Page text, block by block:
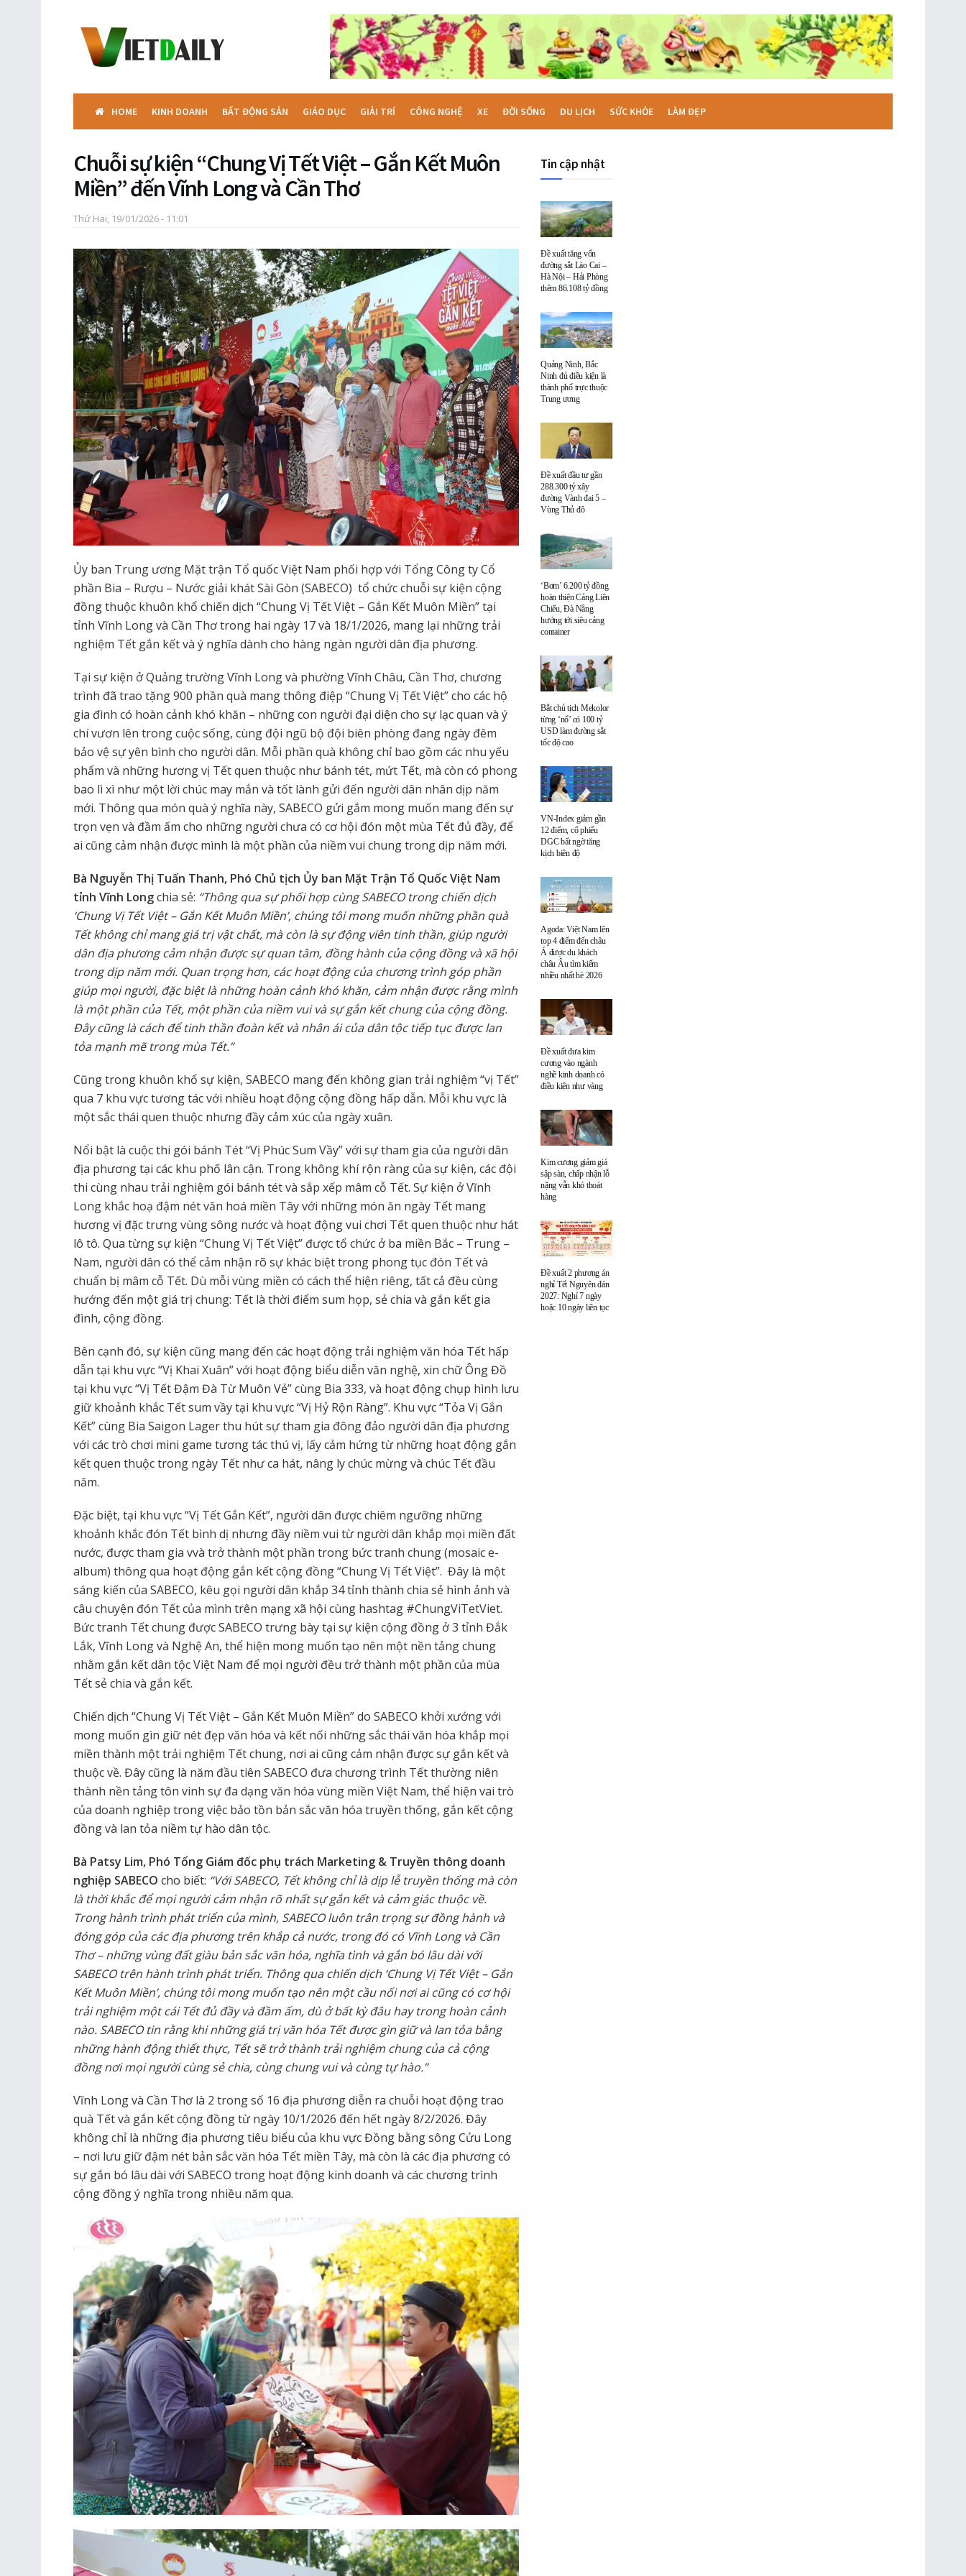
HOME KINH DOANH BẤT ĐỘNG SẢN GIÁO DỤC GIẢI TRÍ CÔNG NGHỆ XE ĐỜI SỐNG DU LỊCH SỨC KHỎE LÀM ĐẸP
Chuỗi sự kiện “Chung Vị Tết Việt – Gắn Kết Muôn
Miền” đến Vĩnh Long và Cần Thơ
Thứ Hai, 19/01/2026 - 11:01
Ủy ban Trung ương Mặt trận Tổ quốc Việt Nam phối hợp với Tổng Công ty Cổ
phần Bia – Rượu – Nước giải khát Sài Gòn (SABECO) tổ chức chuỗi sự kiện cộng
đồng thuộc khuôn khổ chiến dịch “Chung Vị Tết Việt – Gắn Kết Muôn Miền” tại
tỉnh Vĩnh Long và Cần Thơ trong hai ngày 17 và 18/1/2026, mang lại những trải
nghiệm Tết gắn kết và ý nghĩa dành cho hàng ngàn người dân địa phương.
Tại sự kiện ở Quảng trường Vĩnh Long và phường Vĩnh Châu, Cần Thơ, chương
trình đã trao tặng 900 phần quà mang thông điệp “Chung Vị Tết Việt” cho các hộ
gia đình có hoàn cảnh khó khăn – những con người đại diện cho sự lạc quan và ý
chí vươn lên trong cuộc sống, cùng đội ngũ bộ đội biên phòng đang ngày đêm
bảo vệ sự yên bình cho người dân. Mỗi phần quà không chỉ bao gồm các nhu yếu
phẩm và những hương vị Tết quen thuộc như bánh tét, mứt Tết, mà còn có phong
bao lì xì như một lời chúc may mắn và tốt lành gửi đến người dân nhân dịp năm
mới. Thông qua món quà ý nghĩa này, SABECO gửi gắm mong muốn mang đến sự
trọn vẹn và đầm ấm cho những người chưa có cơ hội đón một mùa Tết đủ đầy, để
ai cũng cảm nhận được mình là một phần của niềm vui chung trong dịp năm mới.
Bà Nguyễn Thị Tuấn Thanh, Phó Chủ tịch Ủy ban Mặt Trận Tổ Quốc Việt Nam
tỉnh Vĩnh Longchia sẻ: “Thông qua sự phối hợp cùng SABECO trong chiến dịch
‘Chung Vị Tết Việt – Gắn Kết Muôn Miền’, chúng tôi mong muốn những phần quà
Tết không chỉ mang giá trị vật chất, mà còn là sự động viên tinh thần, giúp người
dân địa phương cảm nhận được sự quan tâm, đồng hành của cộng đồng và xã hội
trong dịp năm mới. Quan trọng hơn, các hoạt động của chương trình góp phần
giúp mọi người, đặc biệt là những hoàn cảnh khó khăn, cảm nhận được rằng mình
là một phần của Tết, một phần của niềm vui và sự gắn kết chung của cộng đồng.
Đây cũng là cách để tinh thần đoàn kết và nhân ái của dân tộc tiếp tục được lan
tỏa mạnh mẽ trong mùa Tết.”
Cũng trong khuôn khổ sự kiện, SABECO mang đến không gian trải nghiệm “vị Tết”
qua 7 khu vực tương tác với nhiều hoạt động cộng đồng hấp dẫn. Mỗi khu vực là
một sắc thái quen thuộc nhưng đầy cảm xúc của ngày xuân.
Nổi bật là cuộc thi gói bánh Tét “Vị Phúc Sum Vầy” với sự tham gia của người dân
địa phương tại các khu phố lân cận. Trong không khí rộn ràng của sự kiện, các đội
thi cùng nhau trải nghiệm gói bánh tét và sắp xếp mâm cỗ Tết. Sự kiện ở Vĩnh
Long khắc hoạ đậm nét văn hoá miền Tây với những món ăn ngày Tết mang
hương vị đặc trưng vùng sông nước và hoạt động vui chơi Tết quen thuộc như hát
lô tô. Qua từng sự kiện “Chung Vị Tết Việt” được tổ chức ở ba miền Bắc – Trung –
Nam, người dân có thể cảm nhận rõ sự khác biệt trong phong tục đón Tết và
chuẩn bị mâm cỗ Tết. Dù mỗi vùng miền có cách thể hiện riêng, tất cả đều cùng
hướng đến một giá trị chung: Tết là thời điểm sum họp, sẻ chia và gắn kết gia
đình, cộng đồng.
Bên cạnh đó, sự kiện cũng mang đến các hoạt động trải nghiệm văn hóa Tết hấp
dẫn tại khu vực “Vị Khai Xuân” với hoạt động biểu diễn văn nghệ, xin chữ Ông Đồ
tại khu vực “Vị Tết Đậm Đà Từ Muôn Vẻ” cùng Bia 333, và hoạt động chụp hình lưu
giữ khoảnh khắc Tết sum vầy tại khu vực “Vị Hỷ Rộn Ràng”. Khu vực “Tỏa Vị Gắn
Kết” cùng Bia Saigon Lager thu hút sự tham gia đông đảo người dân địa phương
với các trò chơi mini game tương tác thú vị, lấy cảm hứng từ những hoạt động gắn
kết quen thuộc trong ngày Tết như ca hát, nâng ly chúc mừng và chúc Tết đầu
năm.
Đặc biệt, tại khu vực “Vị Tết Gắn Kết”, người dân được chiêm ngưỡng những
khoảnh khắc đón Tết bình dị nhưng đầy niềm vui từ người dân khắp mọi miền đất
nước, được tham gia vvà trở thành một phần trong bức tranh chung (mosaic e-
album) thông qua hoạt động gắn kết cộng đồng “Chung Vị Tết Việt”. Đây là một
sáng kiến của SABECO, kêu gọi người dân khắp 34 tỉnh thành chia sẻ hình ảnh và
câu chuyện đón Tết của mình trên mạng xã hội cùng hashtag #ChungViTetViet.
Bức tranh Tết chung được SABECO trưng bày tại sự kiện cộng đồng ở 3 tỉnh Đắk
Lắk, Vĩnh Long và Nghệ An, thể hiện mong muốn tạo nên một nền tảng chung
nhằm gắn kết dân tộc Việt Nam để mọi người đều trở thành một phần của mùa
Tết sẻ chia và gắn kết.
Chiến dịch “Chung Vị Tết Việt – Gắn Kết Muôn Miền” do SABECO khởi xướng với
mong muốn gìn giữ nét đẹp văn hóa và kết nối những sắc thái văn hóa khắp mọi
miền thành một trải nghiệm Tết chung, nơi ai cũng cảm nhận được sự gắn kết và
thuộc về. Đây cũng là năm đầu tiên SABECO đưa chương trình Tết thường niên
thành nền tảng tôn vinh sự đa dạng văn hóa vùng miền Việt Nam, thể hiện vai trò
của doanh nghiệp trong việc bảo tồn bản sắc văn hóa truyền thống, gắn kết cộng
đồng và lan tỏa niềm tự hào dân tộc.
Bà Patsy Lim, Phó Tổng Giám đốc phụ trách Marketing & Truyền thông doanh
nghiệp SABECO cho biết: “Với SABECO, Tết không chỉ là dịp lễ truyền thống mà còn
là thời khắc để mọi người cảm nhận rõ nhất sự gắn kết và cảm giác thuộc về.
Trong hành trình phát triển của mình, SABECO luôn trân trọng sự đồng hành và
đóng góp của các địa phương trên khắp cả nước, trong đó có Vĩnh Long và Cần
Thơ – những vùng đất giàu bản sắc văn hóa, nghĩa tình và gắn bó lâu dài với
SABECO trên hành trình phát triển. Thông qua chiến dịch ‘Chung Vị Tết Việt – Gắn
Kết Muôn Miền’, chúng tôi mong muốn tạo nên một cầu nối nơi ai cũng có cơ hội
trải nghiệm một cái Tết đủ đầy và đầm ấm, dù ở bất kỳ đâu hay trong hoàn cảnh
nào. SABECO tin rằng khi những giá trị văn hóa Tết được gìn giữ và lan tỏa bằng
những hành động thiết thực, Tết sẽ trở thành trải nghiệm chung của cả cộng
đồng nơi mọi người cùng sẻ chia, cùng chung vui và cùng tự hào.”
Vĩnh Long và Cần Thơ là 2 trong số 16 địa phương diễn ra chuỗi hoạt động trao
quà Tết và gắn kết cộng đồng từ ngày 10/1/2026 đến hết ngày 8/2/2026. Đây
không chỉ là những địa phương tiêu biểu của khu vực Đồng bằng sông Cửu Long
– nơi lưu giữ đậm nét bản sắc văn hóa Tết miền Tây, mà còn là các địa phương có
sự gắn bó lâu dài với SABECO trong hoạt động kinh doanh và các chương trình
cộng đồng ý nghĩa trong nhiều năm qua.
Tin cập nhật
Đề xuất tăng vốn
đường sắt Lào Cai –
Hà Nội – Hải Phòng
thêm 86.108 tỷ đồng
Quảng Ninh, Bắc
Ninh đủ điều kiện là
thành phố trực thuộc
Trung ương
Đề xuất đầu tư gần
288.300 tỷ xây
đường Vành đai 5 –
Vùng Thủ đô
‘Bơm’ 6.200 tỷ đồng
hoàn thiện Cảng Liên
Chiểu, Đà Nẵng
hướng tới siêu cảng
container
Bắt chủ tịch Mekolor
từng ‘nổ’ có 100 tỷ
USD làm đường sắt
tốc độ cao
VN-Index giảm gần
12 điểm, cổ phiếu
DGC bất ngờ tăng
kịch biên độ
Agoda: Việt Nam lên
top 4 điểm đến châu
Á được du khách
châu Âu tìm kiếm
nhiều nhất hè 2026
Đề xuất đưa kim
cương vào ngành
nghề kinh doanh có
điều kiện như vàng
Kim cương giảm giá
sập sàn, chấp nhận lỗ
nặng vẫn khó thoát
hàng
Đề xuất 2 phương án
nghỉ Tết Nguyên đán
2027: Nghỉ 7 ngày
hoặc 10 ngày liên tục